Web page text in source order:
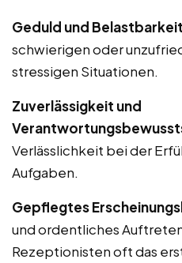
Geduld und
schwierigen oder
stressigen Situationen.
Zuverlässigkeit und
Verlässlichkeit bei der
Aufgaben.
Gepflegtes
und ordentliches
Rezeptionisten oft das